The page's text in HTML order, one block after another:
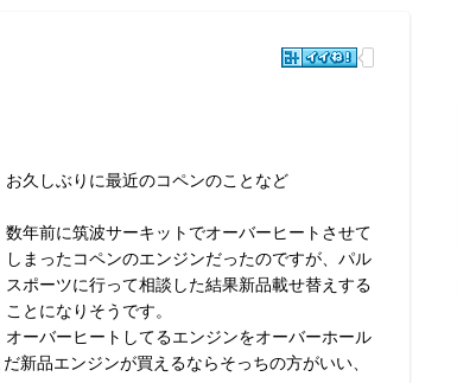
お久しぶりに最近のコペンのことなど
数年前に筑波サーキットでオーバーヒートさせて
しまったコペンのエンジンだったのですが、パル
スポーツに行って相談した結果新品載せ替えする
ことになりそうです。
オーバーヒートしてるエンジンをオーバーホール
新品エンジンが買えるならそっちの方がいい、